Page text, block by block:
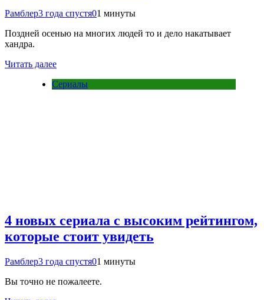
Рамблер3 года спустя01 минуты
Поздней осенью на многих людей то и дело накатывает
хандра.
Читать далее
Сериалы
4 новых сериала с высоким рейтингом,
которые стоит увидеть
Рамблер3 года спустя01 минуты
Вы точно не пожалеете.